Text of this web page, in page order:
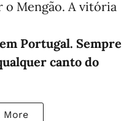
o Mengão. A vitória
Portugal. Sempre
canto do
More